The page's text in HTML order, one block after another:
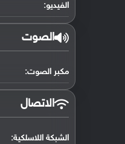
الفيديو:
الصوت
مكبر الصوت:
الاتصال
الشبكة اللاسلكية: